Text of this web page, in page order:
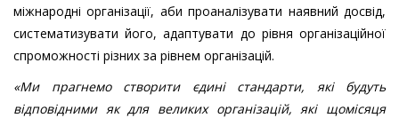
міжнародні організації, аби проаналізувати наявний досвід,
систематизувати його, адаптувати до рівня організаційної
спроможності різних за рівнем організацій.
«Ми прагнемо створити єдині стандарти, які будуть
відповідними як для великих організацій, які щомісяця